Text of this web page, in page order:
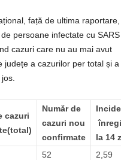
față de ultima raportare,
persoane infectate cu SARS
cazuri care nu au mai avut
județe a cazurilor per total și a
cazuri
Număr de
cazuri nou
confirmate
la 14
52
2,59